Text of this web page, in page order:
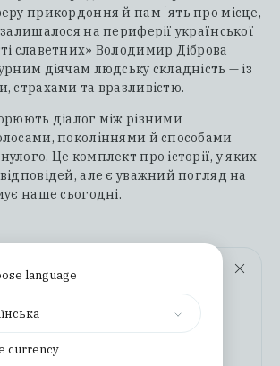
прикордоння й памʼять про місце,
на периферії української
славетних» Володимир Діброва
діячам людську складність — із
страхами та вразливістю.
діалог між різними
поколіннями й способами
Це комплект про історії, у яких
але є уважний погляд на
наше сьогодні.
під владою
Ірвінг народилася в Новому
language
currency